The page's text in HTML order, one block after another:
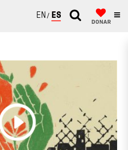
ENGLISH
ESPAÑOL
DONAR